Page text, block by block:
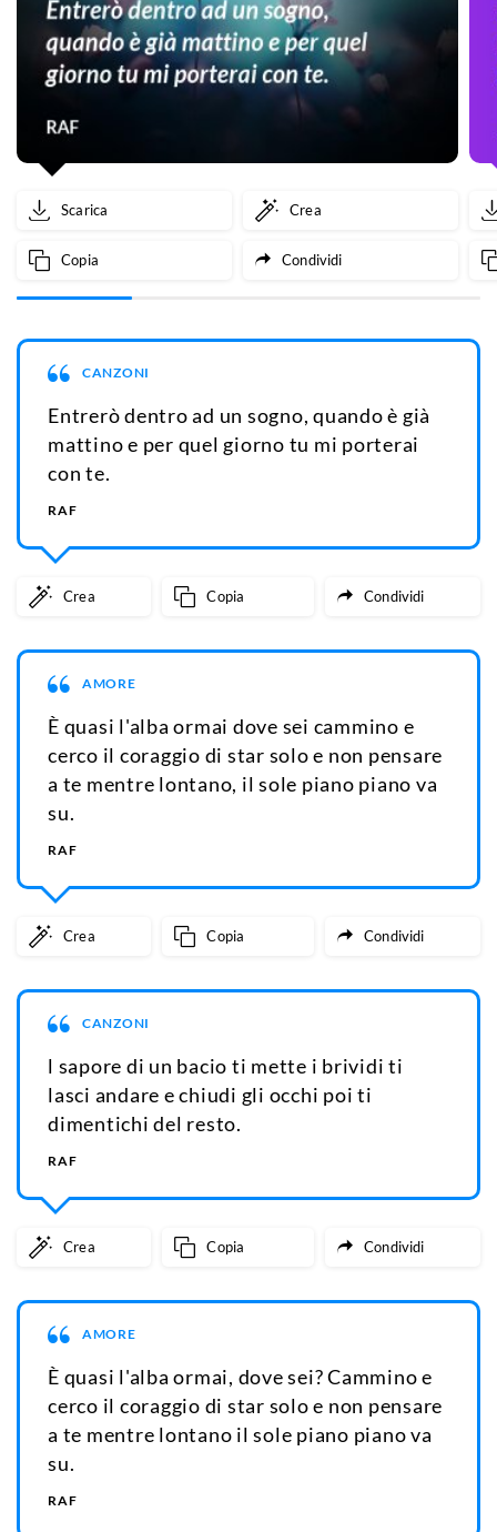
Scarica Crea
Copia Condividi
CANZONI
Entrerò dentro ad un sogno, quando è già
mattino e per quel giorno tu mi porterai
con te.
RAF
Crea Copia Condividi
AMORE
È quasi l'alba ormai dove sei cammino e
cerco il coraggio di star solo e non pensare
a te mentre lontano, il sole piano piano va
su.
RAF
Crea Copia Condividi
CANZONI
l sapore di un bacio ti mette i brividi ti
lasci andare e chiudi gli occhi poi ti
dimentichi del resto.
RAF
Crea Copia Condividi
AMORE
È quasi l'alba ormai, dove sei? Cammino e
cerco il coraggio di star solo e non pensare
a te mentre lontano il sole piano piano va
su.
RAF